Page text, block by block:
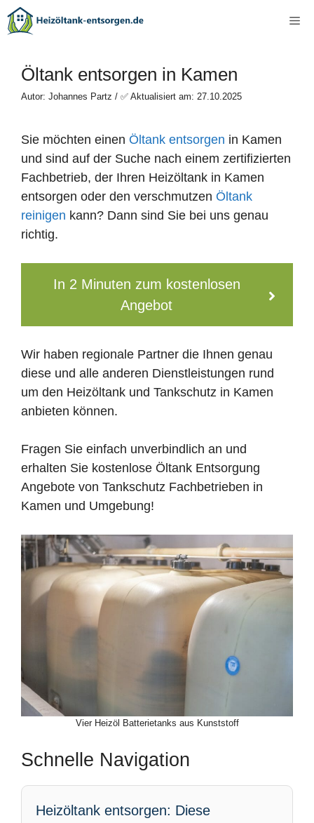
Zum
Inhalt
Öltank entsorgen in Kamen
Autor: Johannes Partz / ✅ Aktualisiert am: 27.10.2025
Sie möchten einen Öltank entsorgen in Kamen
und sind auf der Suche nach einem zertifizierten
Fachbetrieb, der Ihren Heizöltank in Kamen
entsorgen oder den verschmutzen Öltank
reinigen kann? Dann sind Sie bei uns genau
richtig.
In 2 Minuten zum kostenlosen
Angebot
Wir haben regionale Partner die Ihnen genau
diese und alle anderen Dienstleistungen rund
um den Heizöltank und Tankschutz in Kamen
anbieten können.
Fragen Sie einfach unverbindlich an und
erhalten Sie kostenlose Öltank Entsorgung
Angebote von Tankschutz Fachbetrieben in
Kamen und Umgebung!
Vier Heizöl Batterietanks aus Kunststoff
Schnelle Navigation
Heizöltank entsorgen: Diese